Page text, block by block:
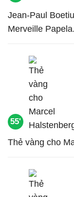
Jean-Paul
Merveille Papela.
55'
Thẻ vàng cho